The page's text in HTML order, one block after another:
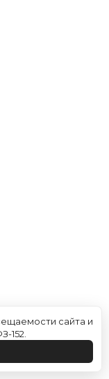
сайта и
152.